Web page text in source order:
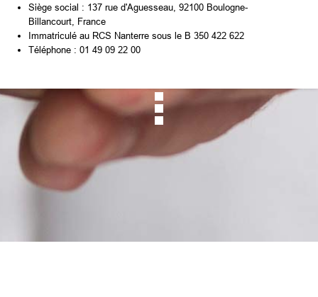
Siège social : 137 rue d'Aguesseau, 92100 Boulogne-
Billancourt, France
Immatriculé au RCS Nanterre sous le B 350 422 622
Téléphone : 01 49 09 22 00